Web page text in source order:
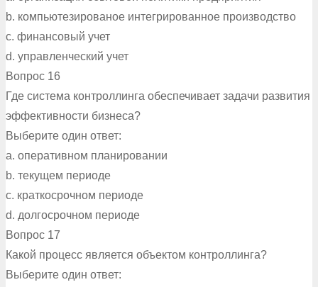
b. компьютезированое интегрированное производство
c. финансовый учет
d. управленческий учет
Вопрос 16
Где система контроллинга обеспечивает задачи развития
эффективности бизнеса?
Выберите один ответ:
a. оперативном планировании
b. текущем периоде
c. краткосрочном периоде
d. долгосрочном периоде
Вопрос 17
Какой процесс является объектом контроллинга?
Выберите один ответ: